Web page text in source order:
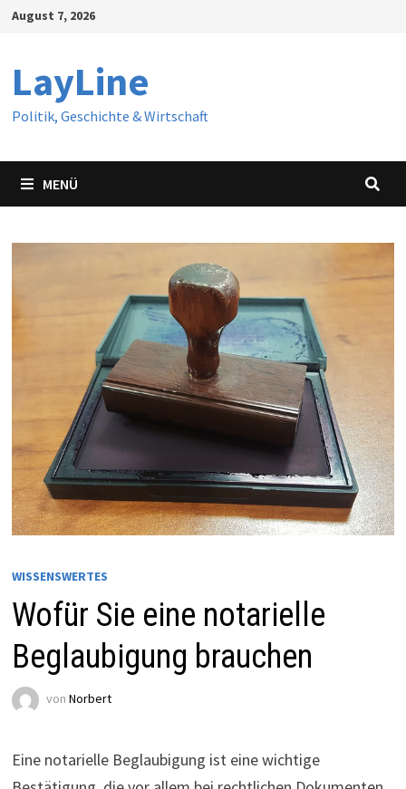
Zum
August 7, 2026
LayLine
Politik, Geschichte & Wirtschaft
MENÜ
WISSENSWERTES
Wofür Sie eine notarielle
Beglaubigung brauchen
von Norbert
Eine notarielle Beglaubigung ist eine wichtige